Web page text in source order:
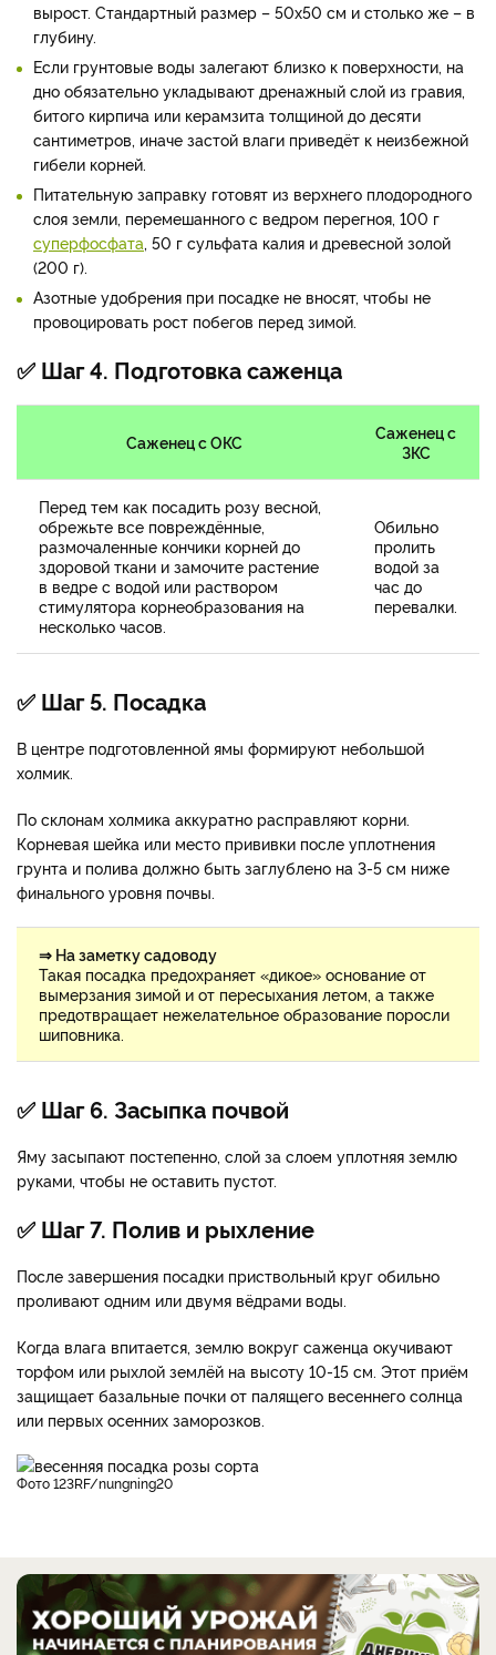
вырост. Стандартный размер – 50х50 см и столько же – в
глубину.
Если грунтовые воды залегают близко к поверхности, на
дно обязательно укладывают дренажный слой из гравия,
битого кирпича или керамзита толщиной до десяти
сантиметров, иначе застой влаги приведёт к неизбежной
гибели корней.
Питательную заправку готовят из верхнего плодородного
слоя земли, перемешанного с ведром перегноя, 100 г
суперфосфата, 50 г сульфата калия и древесной золой
(200 г).
Азотные удобрения при посадке не вносят, чтобы не
провоцировать рост побегов перед зимой.
✅ Шаг 4. Подготовка саженца
Саженец с ОКС
Саженец с
ЗКС
Перед тем как посадить розу весной,
обрежьте все повреждённые,
размочаленные кончики корней до
здоровой ткани и замочите растение
в ведре с водой или раствором
стимулятора корнеобразования на
несколько часов.
Обильно
пролить
водой за
час до
перевалки.
✅ Шаг 5. Посадка
В центре подготовленной ямы формируют небольшой
холмик.
По склонам холмика аккуратно расправляют корни.
Корневая шейка или место прививки после уплотнения
грунта и полива должно быть заглублено на 3-5 см ниже
финального уровня почвы.
⇒ На заметку садоводу
Такая посадка предохраняет «дикое» основание от
вымерзания зимой и от пересыхания летом, а также
предотвращает нежелательное образование поросли
шиповника.
✅ Шаг 6. Засыпка почвой
Яму засыпают постепенно, слой за слоем уплотняя землю
руками, чтобы не оставить пустот.
✅ Шаг 7. Полив и рыхление
После завершения посадки приствольный круг обильно
проливают одним или двумя вёдрами воды.
Когда влага впитается, землю вокруг саженца окучивают
торфом или рыхлой землёй на высоту 10-15 см. Этот приём
защищает базальные почки от палящего весеннего солнца
или первых осенних заморозков.
фото 123RF/nungning20